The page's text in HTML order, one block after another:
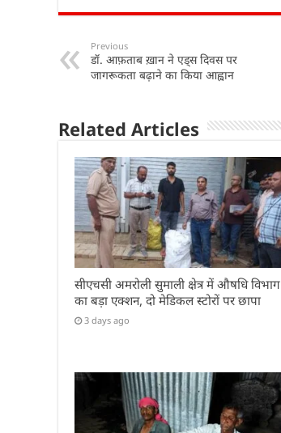
at
s
A
p
c
b
o
k
k
e
dI
ar
Previous
डॉ. आफ़ताब ख़ान ने एड्स दिवस पर
जागरूकता बढ़ाने का किया आह्वान
Related Articles
सीएचसी अमरोली सुमाली क्षेत्र में औषधि विभाग
का बड़ा एक्शन, दो मेडिकल स्टोरों पर छापा
3 days ago